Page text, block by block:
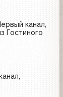
канал,
Гостиного